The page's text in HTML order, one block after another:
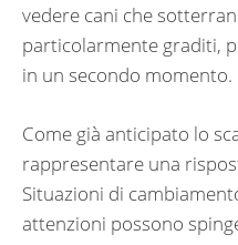
vedere cani che
particolarmente graditi,
in un secondo momento.
Come già anticipato lo
rappresentare una
Situazioni di
attenzioni possono